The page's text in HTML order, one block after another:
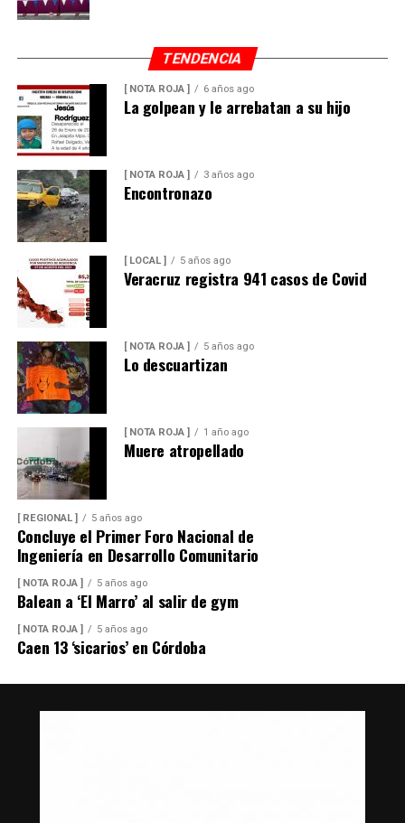
TENDENCIA
[ NOTA ROJA ] 6 años ago
La golpean y le arrebatan a su hijo
[ NOTA ROJA ] 3 años ago
Encontronazo
[ LOCAL ] 5 años ago
Veracruz registra 941 casos de Covid
[ NOTA ROJA ] 5 años ago
Lo descuartizan
[ NOTA ROJA ] 1 año ago
Muere atropellado
[ REGIONAL ] 5 años ago
Concluye el Primer Foro Nacional de
Ingeniería en Desarrollo Comunitario
[ NOTA ROJA ] 5 años ago
Balean a ‘El Marro’ al salir de gym
[ NOTA ROJA ] 5 años ago
Caen 13 ‘sicarios’ en Córdoba